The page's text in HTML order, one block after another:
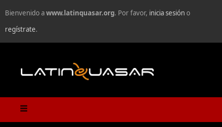
Bienvenido awww.latinquasar.org. Por favor, inicia sesióno
regístrate.